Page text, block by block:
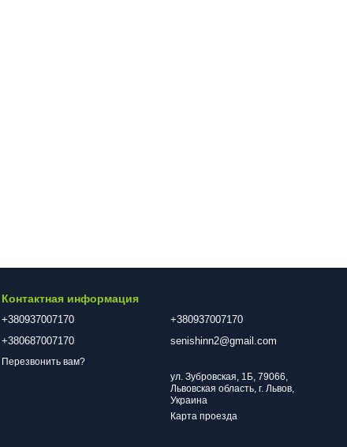
Контактная информация
+380937007170
+380687007170
Перезвонить вам?
+380937007170
senishinn2@gmail.com
ул. Зубровская, 1Б, 79066,
Львовская область, г. Львов,
Украина
Карта проезда